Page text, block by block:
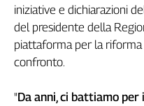
Fillea
Filt
Fiom
Fisac
Flc
iniziative e dichiarazioni
del presidente della
piattaforma per la
confronto.
"Da anni, ci battiamo